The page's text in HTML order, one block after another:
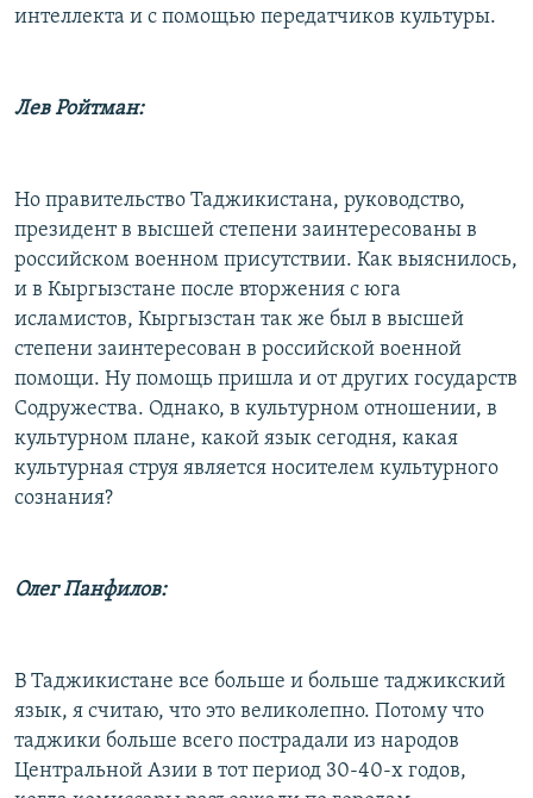
интеллекта и с помощью передатчиков культуры.
Лев Ройтман:
Но правительство Таджикистана, руководство,
президент в высшей степени заинтересованы в
российском военном присутствии. Как выяснилось,
и в Кыргызстане после вторжения с юга
исламистов, Кыргызстан так же был в высшей
степени заинтересован в российской военной
помощи. Ну помощь пришла и от других государств
Содружества. Однако, в культурном отношении, в
культурном плане, какой язык сегодня, какая
культурная струя является носителем культурного
сознания?
Олег Панфилов:
В Таджикистане все больше и больше таджикский
язык, я считаю, что это великолепно. Потому что
таджики больше всего пострадали из народов
Центральной Азии в тот период 30-40-х годов,